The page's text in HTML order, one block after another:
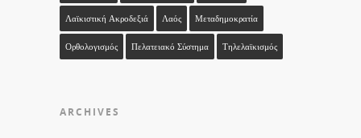
Λαϊκιστική Ακροδεξιά Λαός Μεταδημοκρατία
Ορθολογισμός Πελατειακό Σύστημα Τηλελαϊκισμός
ARCHIVES